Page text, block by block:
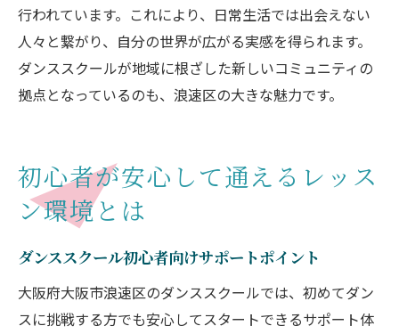
行われています。これにより、日常生活では出会えない
人々と繋がり、自分の世界が広がる実感を得られます。
ダンススクールが地域に根ざした新しいコミュニティの
拠点となっているのも、浪速区の大きな魅力です。
初心者が安心して通えるレッス
ン環境とは
ダンススクール初心者向けサポートポイント
大阪府大阪市浪速区のダンススクールでは、初めてダン
スに挑戦する方でも安心してスタートできるサポート体